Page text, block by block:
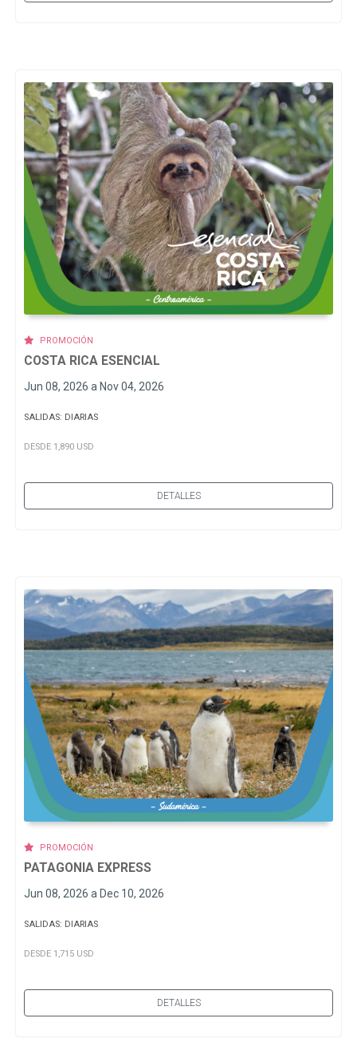
PROMOCIÓN
COSTA RICA ESENCIAL
Jun 08, 2026 a Nov 04, 2026
SALIDAS: DIARIAS
DESDE 1,890 USD
DETALLES
PROMOCIÓN
PATAGONIA EXPRESS
Jun 08, 2026 a Dec 10, 2026
SALIDAS: DIARIAS
DESDE 1,715 USD
DETALLES